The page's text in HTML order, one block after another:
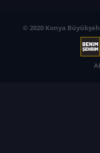
© 2020 Konya